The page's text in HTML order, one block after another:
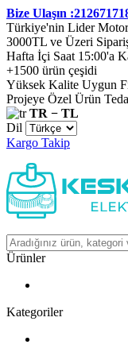
Bize Ulaşın
Türkiye'nin Lider
3000TL ve Üzeri
Hafta İçi Saat 15:00'a
+1500 ürün çeşidi
Yüksek Kalite Uygun
Projeye Özel Ürün
TR − TL
Dil
Kargo Takip
Ürünler
Kategoriler